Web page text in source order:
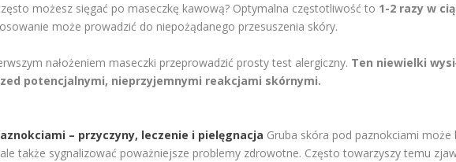
możesz sięgać po maseczkę kawową? Optymalna częstotliwość to 1-2 razy w
może prowadzić do niepożądanego przesuszenia skóry.
nałożeniem maseczki przeprowadzić prosty test alergiczny. Ten niewielki
potencjalnymi, nieprzyjemnymi reakcjami skórnymi.
– przyczyny, leczenie i pielęgnacja Gruba skóra pod paznokciami może
także sygnalizować poważniejsze problemy zdrowotne. Często towarzyszy temu